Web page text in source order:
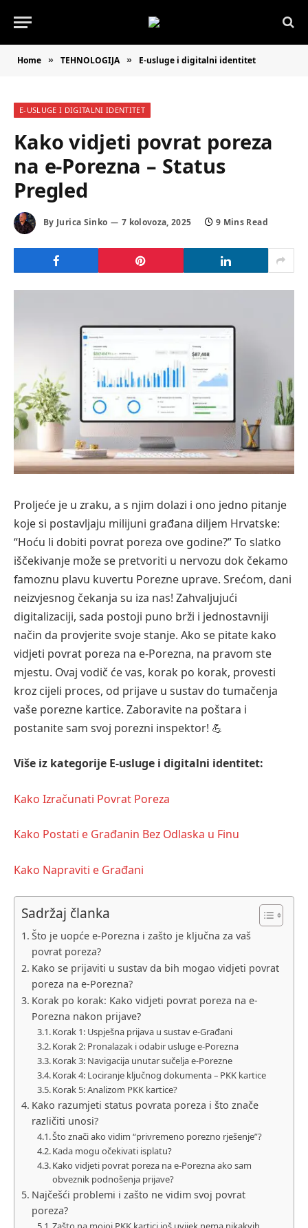
Home » TEHNOLOGIJA » E-usluge i digitalni identitet
E-USLUGE I DIGITALNI IDENTITET
Kako vidjeti povrat poreza
na e-Porezna – Status
Pregled
By Jurica Sinko 7 kolovoza, 2025 9 Mins Read
Proljeće je u zraku, a s njim dolazi i ono jedno pitanje
koje si postavljaju milijuni građana diljem Hrvatske:
“Hoću li dobiti povrat poreza ove godine?” To slatko
iščekivanje može se pretvoriti u nervozu dok čekamo
famoznu plavu kuvertu Porezne uprave. Srećom, dani
neizvjesnog čekanja su iza nas! Zahvaljujući
digitalizaciji, sada postoji puno brži i jednostavniji
način da provjerite svoje stanje. Ako se pitate kako
vidjeti povrat poreza na e-Porezna, na pravom ste
mjestu. Ovaj vodič će vas, korak po korak, provesti
kroz cijeli proces, od prijave u sustav do tumačenja
vaše porezne kartice. Zaboravite na poštara i
postanite sam svoj porezni inspektor! 💪
Više iz kategorije E-usluge i digitalni identitet:
Kako Izračunati Povrat Poreza
Kako Postati e Građanin Bez Odlaska u Finu
Kako Napraviti e Građani
Sadržaj članka
Što je uopće e-Porezna i zašto je ključna za vaš
povrat poreza?
Kako se prijaviti u sustav da bih mogao vidjeti povrat
poreza na e-Porezna?
Korak po korak: Kako vidjeti povrat poreza na e-
Porezna nakon prijave?
Korak 1: Uspješna prijava u sustav e-Građani
Korak 2: Pronalazak i odabir usluge e-Porezna
Korak 3: Navigacija unutar sučelja e-Porezne
Korak 4: Lociranje ključnog dokumenta – PKK kartice
Korak 5: Analizom PKK kartice?
Kako razumjeti status povrata poreza i što znače
različiti unosi?
Što znači ako vidim “privremeno porezno rješenje”?
Kada mogu očekivati isplatu?
Kako vidjeti povrat poreza na e-Porezna ako sam
obveznik podnošenja prijave?
Najčešći problemi i zašto ne vidim svoj povrat
poreza?